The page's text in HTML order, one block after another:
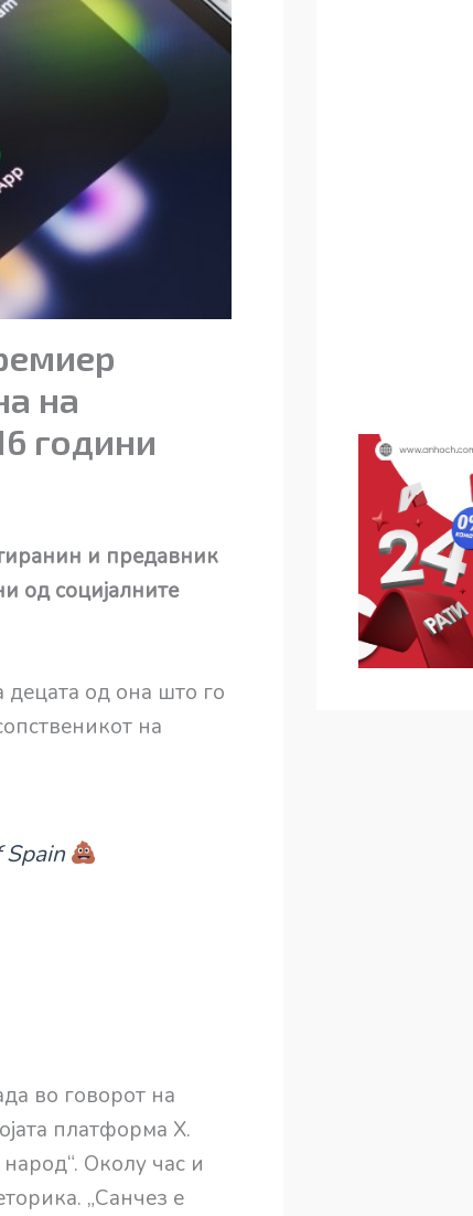
на
години
и предавник
од социјалните
од она што го
на
во говорот на
платформа X.
Околу час и
„Санчез е